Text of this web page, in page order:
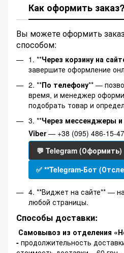
Как оформить
Вы можете оформить
способом:
1. **Через корзину на
завершите оформление
2. **По телефону** —
время, и менеджер
подобрать товар и
3. **Через мессенджеры
Viber— +38 (095) 486-15-
💬 Telegram (Оформить)
✅ **Telegram-Бот
4. **Виджет на сайте** —
любой страницы.
Способы доставки:
Самовывоз из отделения
- продолжительность